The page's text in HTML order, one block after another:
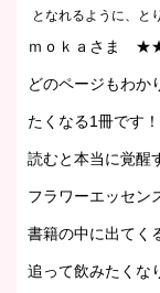
となれるように、と
ｍｏｋａさま
どのページもわか
たくなる1冊です！
読むと本当に覚醒
フラワーエッセン
書籍の中に出てく
追って飲みたくな